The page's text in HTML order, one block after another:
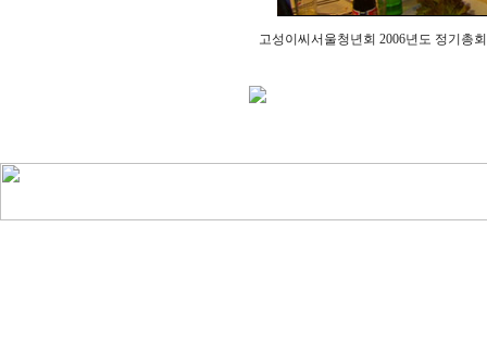
고성이씨서울청년회 2006년도 정기총